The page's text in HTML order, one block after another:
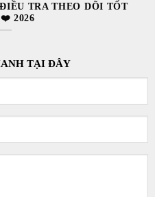
TRA THEO DÕI TỐT
2026
TẠI ĐÂY